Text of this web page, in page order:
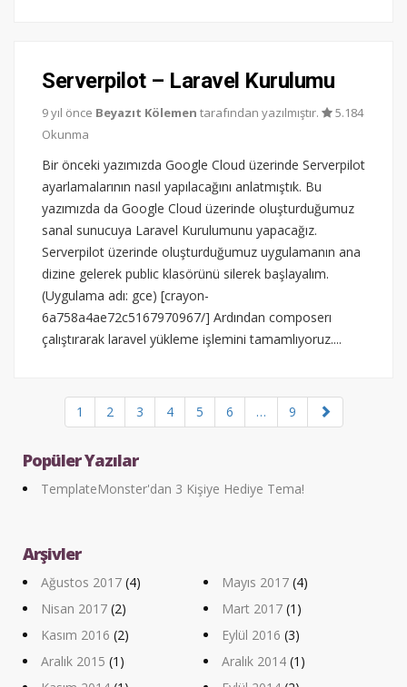
Serverpilot – Laravel Kurulumu
9 yıl önce Beyazıt Kölemen tarafından yazılmıştır.
5.184
Okunma
Bir önceki yazımızda Google Cloud üzerinde Serverpilot
ayarlamalarının nasıl yapılacağını anlatmıştık. Bu
yazımızda da Google Cloud üzerinde oluşturduğumuz
sanal sunucuya Laravel Kurulumunu yapacağız.
Serverpilot üzerinde oluşturduğumuz uygulamanın ana
dizine gelerek public klasörünü silerek başlayalım.
(Uygulama adı: gce) [crayon-
6a758a4ae72c5167970967/] Ardından composerı
çalıştırarak laravel yükleme işlemini tamamlıyoruz....
1 2 3 4 5 6 … 9
Popüler Yazılar
TemplateMonster'dan 3 Kişiye Hediye Tema!
Arşivler
Ağustos 2017 (4) Mayıs 2017 (4)
Nisan 2017 (2) Mart 2017 (1)
Kasım 2016 (2) Eylül 2016 (3)
Aralık 2015 (1) Aralık 2014 (1)